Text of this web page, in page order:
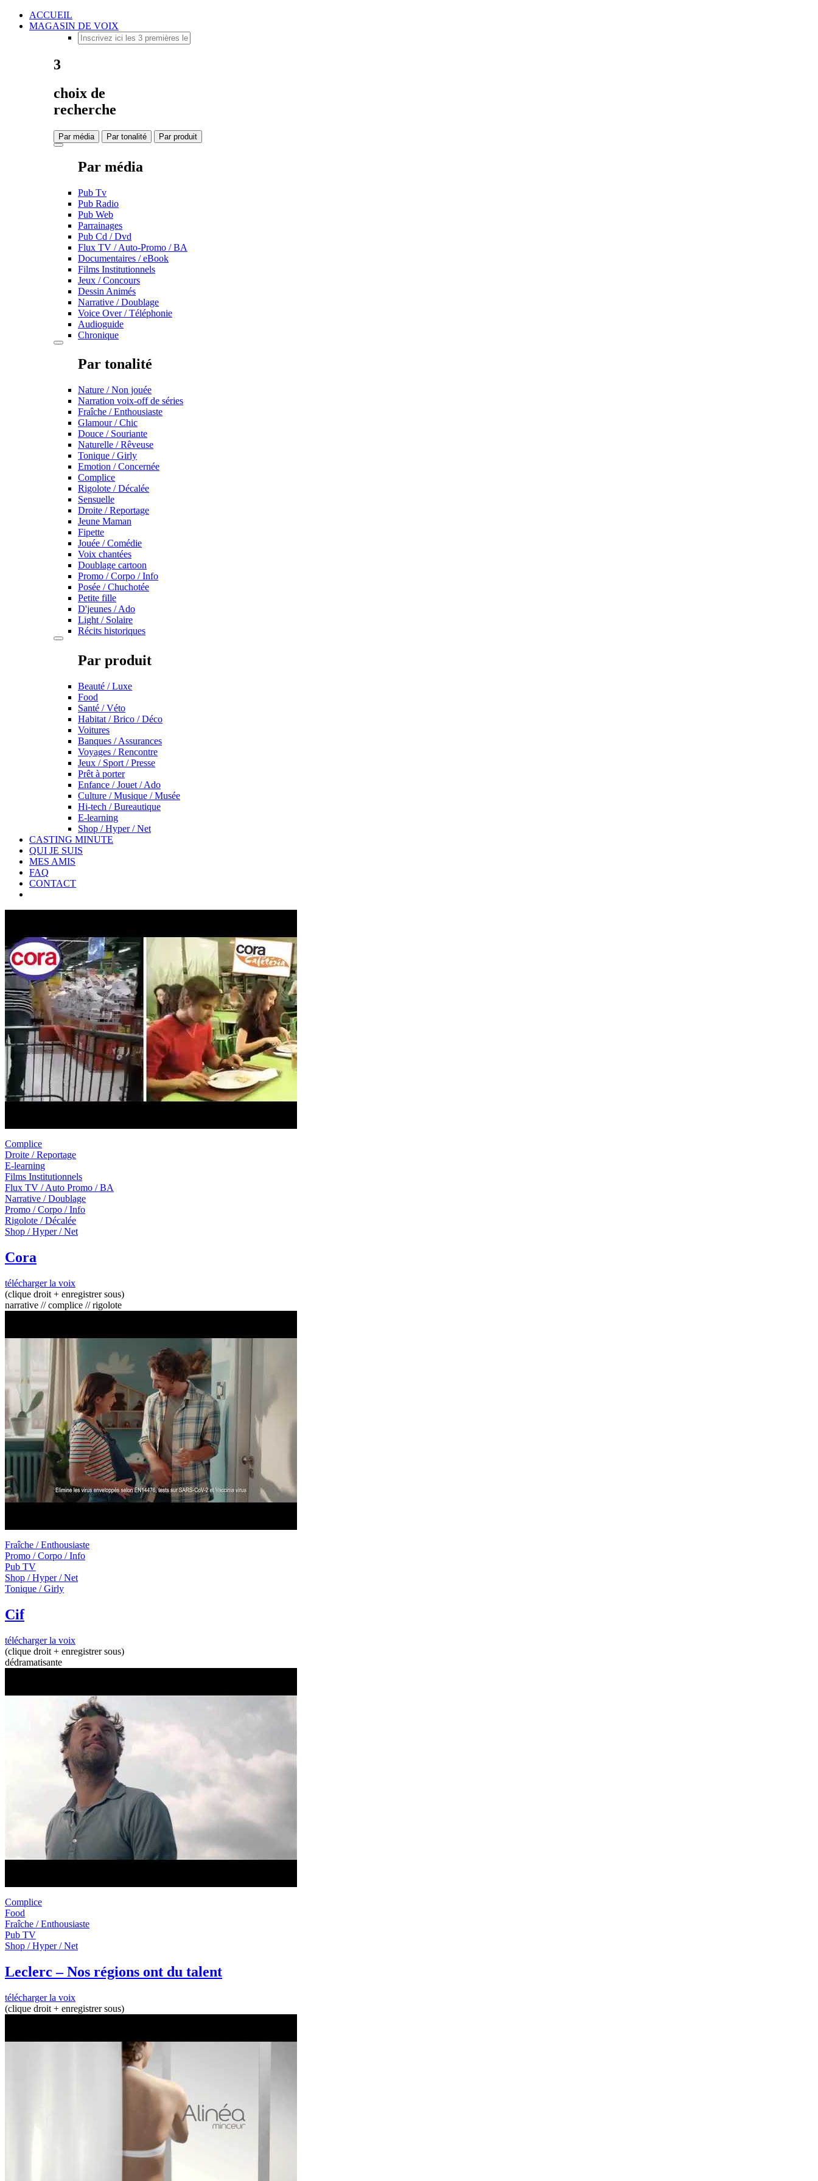
ACCUEIL
MAGASIN DE VOIX
3
choix de
recherche
Par média Par tonalité Par produit
Par média
Pub Tv
Pub Radio
Pub Web
Parrainages
Pub Cd / Dvd
Flux TV / Auto-Promo / BA
Documentaires / eBook
Films Institutionnels
Jeux / Concours
Dessin Animés
Narrative / Doublage
Voice Over / Téléphonie
Audioguide
Chronique
Par tonalité
Nature / Non jouée
Narration voix-off de séries
Fraîche / Enthousiaste
Glamour / Chic
Douce / Souriante
Naturelle / Rêveuse
Tonique / Girly
Emotion / Concernée
Complice
Rigolote / Décalée
Sensuelle
Droite / Reportage
Jeune Maman
Fipette
Jouée / Comédie
Voix chantées
Doublage cartoon
Promo / Corpo / Info
Posée / Chuchotée
Petite fille
D'jeunes / Ado
Light / Solaire
Récits historiques
Par produit
Beauté / Luxe
Food
Santé / Véto
Habitat / Brico / Déco
Voitures
Banques / Assurances
Voyages / Rencontre
Jeux / Sport / Presse
Prêt à porter
Enfance / Jouet / Ado
Culture / Musique / Musée
Hi-tech / Bureautique
E-learning
Shop / Hyper / Net
CASTING MINUTE
QUI JE SUIS
MES AMIS
FAQ
CONTACT
Complice
Droite / Reportage
E-learning
Films Institutionnels
Flux TV / Auto Promo / BA
Narrative / Doublage
Promo / Corpo / Info
Rigolote / Décalée
Shop / Hyper / Net
Cora
télécharger la voix
(clique droit + enregistrer sous)
narrative // complice // rigolote
Fraîche / Enthousiaste
Promo / Corpo / Info
Pub TV
Shop / Hyper / Net
Tonique / Girly
Cif
télécharger la voix
(clique droit + enregistrer sous)
dédramatisante
Complice
Food
Fraîche / Enthousiaste
Pub TV
Shop / Hyper / Net
Leclerc – Nos régions ont du talent
télécharger la voix
(clique droit + enregistrer sous)